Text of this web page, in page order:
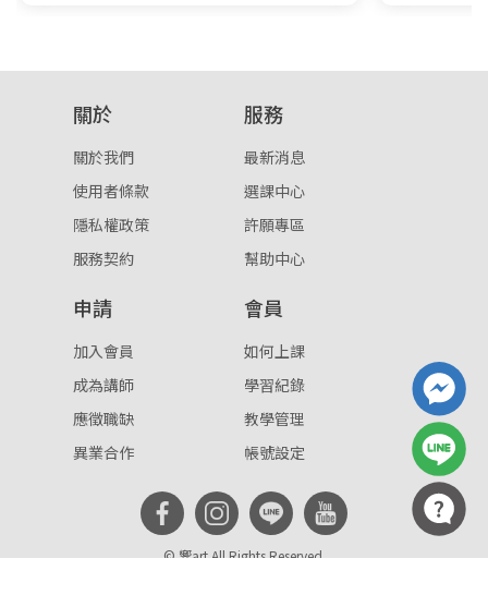
關於
關於我們
使用者條款
隱私權政策
服務契約
服務
最新消息
選課中心
許願專區
幫助中心
申請
加入會員
成為講師
應徵職缺
異業合作
會員
如何上課
學習紀錄
教學管理
帳號設定
© 響art All Rights Reserved.